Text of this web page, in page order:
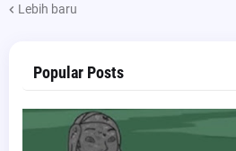
Lebih baru
Popular Posts